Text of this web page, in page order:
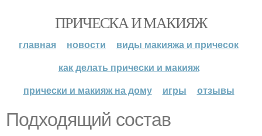
ПРИЧЕСКА И МАКИЯЖ
главная новости
виды макияжа и причесок
как делать прически и макияж
прически и макияж на дому
игры отзывы
Подходящий состав